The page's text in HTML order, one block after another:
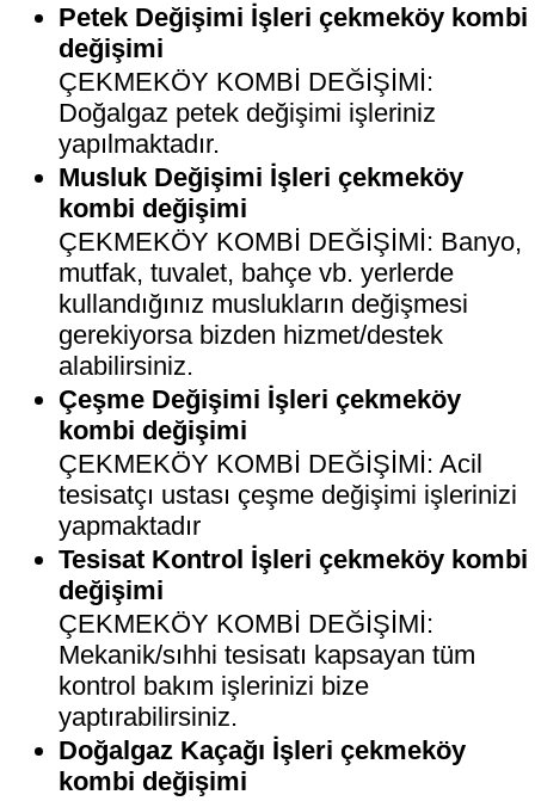
Petek Değişimi İşleri çekmeköy kombi
değişimi
ÇEKMEKÖY KOMBİ DEĞİŞİMİ:
Doğalgaz petek değişimi işleriniz
yapılmaktadır.
Musluk Değişimi İşleri çekmeköy
kombi değişimi
ÇEKMEKÖY KOMBİ DEĞİŞİMİ: Banyo,
mutfak, tuvalet, bahçe vb. yerlerde
kullandığınız muslukların değişmesi
gerekiyorsa bizden hizmet/destek
alabilirsiniz.
Çeşme Değişimi İşleri çekmeköy
kombi değişimi
ÇEKMEKÖY KOMBİ DEĞİŞİMİ: Acil
tesisatçı ustası çeşme değişimi işlerinizi
yapmaktadır
Tesisat Kontrol İşleri çekmeköy kombi
değişimi
ÇEKMEKÖY KOMBİ DEĞİŞİMİ:
Mekanik/sıhhi tesisatı kapsayan tüm
kontrol bakım işlerinizi bize
yaptırabilirsiniz.
Doğalgaz Kaçağı İşleri çekmeköy
kombi değişimi